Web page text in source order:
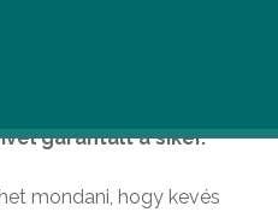
garantált a siker.
mondani, hogy kevés